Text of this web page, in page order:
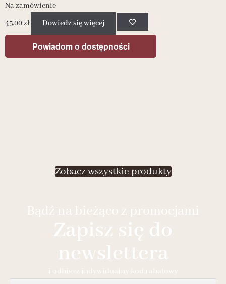
Na zamówienie
45.00zł Dowiedz się więcej
Powiadom o dostępności
Zobacz wszystkie produkty
Bądź na bieżąco z promocjami
Zapisz się do
newslettera
i odbierz indywidualny kod rabatowy